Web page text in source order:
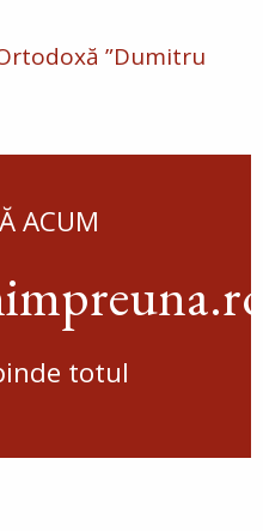
”Dumitru
ACUM
totul